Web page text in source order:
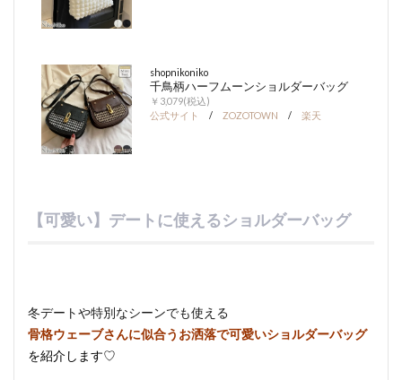
shopnikoniko
千鳥柄ハーフムーンショルダーバッグ
￥3,079(税込)
公式サイト
/ ZOZOTOWN / 楽天
【可愛い】デートに使えるショルダーバッグ
冬デートや特別なシーンでも使える
骨格ウェーブさんに似合うお洒落で可愛いショルダーバッグ
を紹介します♡